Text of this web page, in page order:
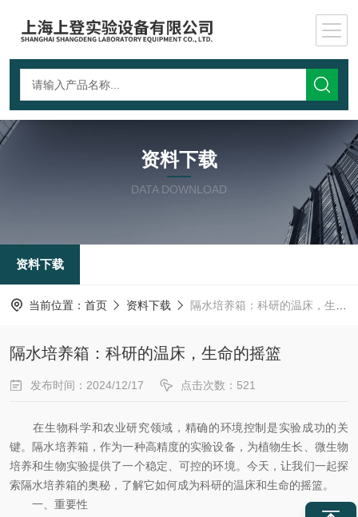
资料下载
DATA DOWNLOAD
资料下载
当前位置： 首页 资料下载 隔水培养箱：科研的温床，生命的摇篮
隔水培养箱：科研的温床，生命的摇篮
发布时间：2024/12/17 点击次数：521
在生物科学和农业研究领域，精确的环境控制是实验成功的关
键。隔水培养箱，作为一种高精度的实验设备，为植物生长、微生物
培养和生物实验提供了一个稳定、可控的环境。今天，让我们一起探
索隔水培养箱的奥秘，了解它如何成为科研的温床和生命的摇篮。
一、重要性